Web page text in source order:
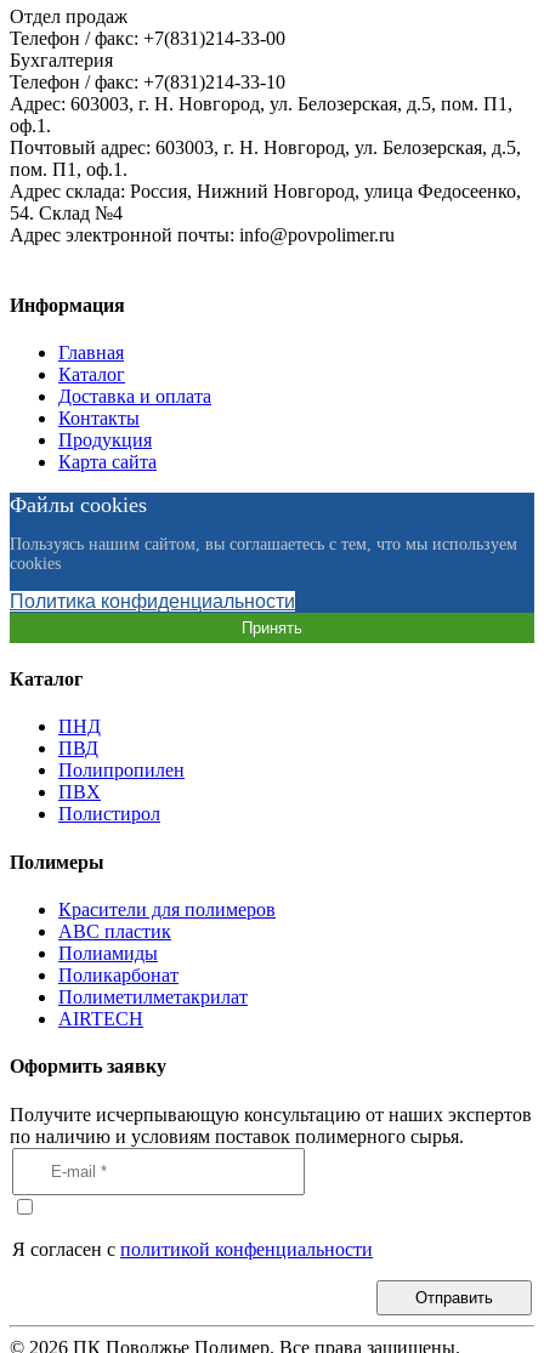
Отдел продаж
Телефон / факс: +7(831)214-33-00
Бухгалтерия
Телефон / факс: +7(831)214-33-10
Адрес: 603003, г. Н. Новгород, ул. Белозерская, д.5, пом. П1,
оф.1.
Почтовый адрес: 603003, г. Н. Новгород, ул. Белозерская, д.5,
пом. П1, оф.1.
Адрес склада: Россия, Нижний Новгород, улица Федосеенко,
54. Склад №4
Адрес электронной почты: info@povpolimer.ru
Информация
Главная
Каталог
Доставка и оплата
Контакты
Продукция
Карта сайта
Файлы cookies
Пользуясь нашим сайтом, вы соглашаетесь с тем, что мы используем
cookies
Политика конфиденциальности
Принять
Каталог
ПНД
ПВД
Полипропилен
ПВХ
Полистирол
Полимеры
Красители для полимеров
АВС пластик
Полиамиды
Поликарбонат
Полиметилметакрилат
AIRTECH
Оформить заявку
Получите исчерпывающую консультацию от наших экспертов
по наличию и условиям поставок полимерного сырья.
Я согласен с политикой конфенциальности
Отправить
© 2026 ПК Поволжье Полимер. Все права защищены.